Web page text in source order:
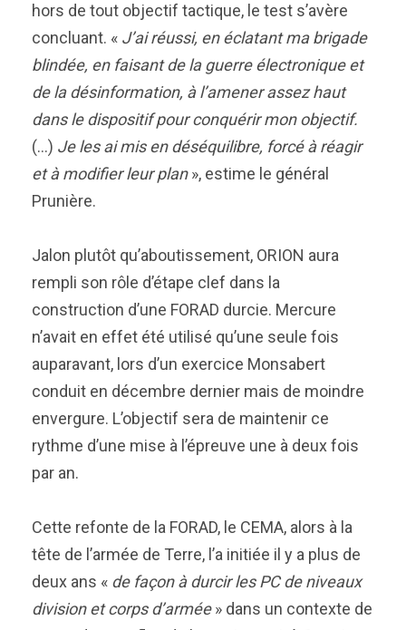
hors de tout objectif tactique, le test s’avère
concluant. « J’ai réussi, en éclatant ma brigade
blindée, en faisant de la guerre électronique et
de la désinformation, à l’amener assez haut
dans le dispositif pour conquérir mon objectif.
(…) Je les ai mis en déséquilibre, forcé à réagir
et à modifier leur plan», estime le général
Prunière.
Jalon plutôt qu’aboutissement, ORION aura
rempli son rôle d’étape clef dans la
construction d’une FORAD durcie. Mercure
n’avait en effet été utilisé qu’une seule fois
auparavant, lors d’un exercice Monsabert
conduit en décembre dernier mais de moindre
envergure. L’objectif sera de maintenir ce
rythme d’une mise à l’épreuve une à deux fois
par an.
Cette refonte de la FORAD, le CEMA, alors à la
tête de l’armée de Terre, l’a initiée il y a plus de
deux ans « de façon à durcir les PC de niveaux
division et corps d’armée» dans un contexte de